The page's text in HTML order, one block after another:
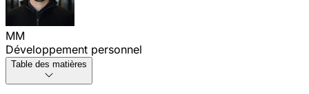
MM
Développement personnel
Table des matières